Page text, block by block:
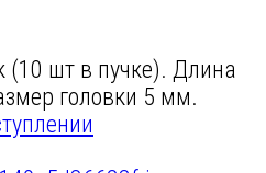
(10 шт в пучке). Длина
головки 5 мм.